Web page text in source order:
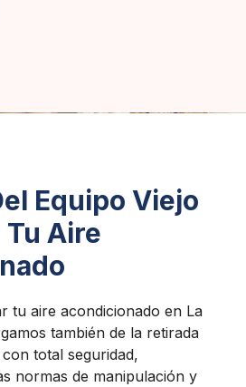
Equipo Viejo
Aire
tu aire acondicionado en La
también de la retirada
total seguridad,
normas de manipulación y